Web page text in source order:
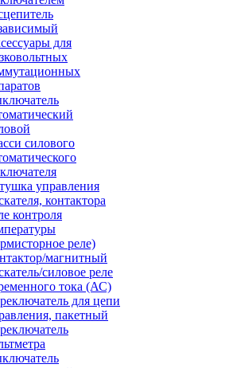
для
силового
управления
контактора
контроля
реле)
магнитный
силовое реле
тока (АС)
для цепи
пакетный